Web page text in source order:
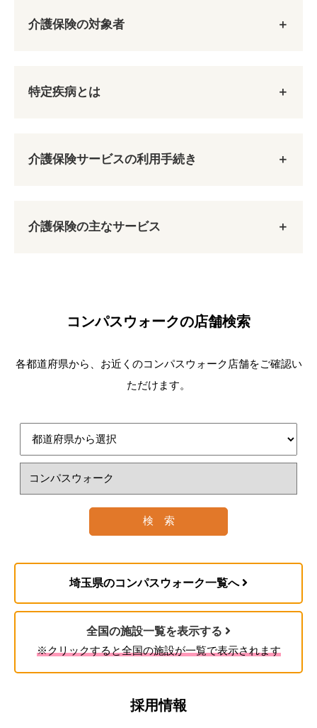
デイサービス
とができるよう支援し、以下の目的で使用される
精神的負担の軽減
リハビリデイサービス
リハビリの専門職である理学療法士を中心とした
相談員などの専門家のサポートのもとリハビリ、
機能訓練を受けることができる。
介護保険の対象者
65歳以上の方
けたときに介護サービスを受けることができま
第2号被保険者
40歳以上65歳未満の医療保険に加入している方
（要支援）認定を受けたときに介護サービスを受
けることができます。
特定疾病とは
骨折を伴う骨粗鬆症
進行性核上性麻痺、大脳皮質基底核変性症およ
びパーキンソン病
脊柱管狭窄症
早老症
多系統萎縮症
糖尿病性神経障害、糖尿病性腎症および糖尿病
慢性閉塞性肺疾患
両側の膝関節または股関節に著しい変形を伴う
変形性関節症
介護保険サービスの利用手続き
2. 認定調査・主治医意見書
3. 審査・判定
介護保険の主なサービス
訪問介護
つ、食事などの介護や調理、洗濯、掃除等の家事
を行うサービスです。
ご自宅で療養生活が送れるよう、看護師が医師の
指示のもと、健康チェック、療養上の世話などを
福祉用具貸与
日常生活や介護に役立つ福祉用具（車いす、ベッ
コンパスウォークの店舗検索
各都道府県から、お近くのコンパスウォーク店舗をご確認い
ただけます。
埼玉県のコンパスウォーク一覧へ
全国の施設一覧を表示する
※クリックすると全国の施設が一覧で表示されます
採用情報